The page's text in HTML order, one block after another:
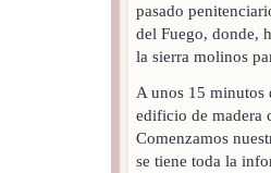
pasado
del Fuego, donde,
la sierra molinos
A unos 15 minutos
edificio de madera
Comenzamos
se tiene toda la